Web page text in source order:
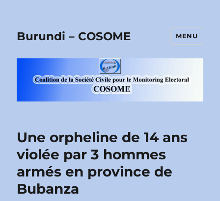
Burundi – COSOME MENU
Une orpheline de 14 ans
violée par 3 hommes
armés en province de
Bubanza